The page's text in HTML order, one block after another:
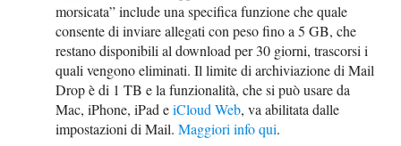
morsicata” include una specifica funzione che quale
consente di inviare allegati con peso fino a 5 GB, che
restano disponibili al download per 30 giorni, trascorsi i
quali vengono eliminati. Il limite di archiviazione di Mail
Drop è di 1 TB e la funzionalità, che si può usare da
Mac, iPhone, iPad eiCloud Web, va abilitata dalle
impostazioni di Mail.Maggiori info qui.